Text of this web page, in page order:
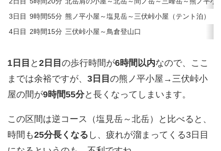
3日目 9時間55分 熊ノ平小屋～塩見岳～三伏峠小屋（テント泊）
4日目
2時間15分 三伏峠小屋～鳥倉登山口
1日目 と 2日目 の歩行時間が6時間以内なので、ここ
までは余裕ですが、 3日目 の熊ノ平小屋→三伏峠小
屋の間が9時間55分と長くなってしまいます。
この区間は逆コース（塩見岳～北岳）と比べると、
時間も25分長くなる し、疲れが溜まってくる3日目